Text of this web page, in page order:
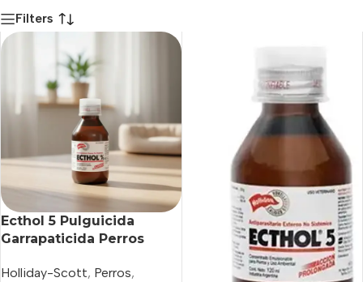
Filters
Ecthol 5 Pulguicida
Garrapaticida Perros
Holliday-Scott, Perros,